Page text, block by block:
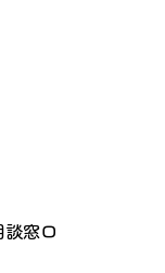
窓口